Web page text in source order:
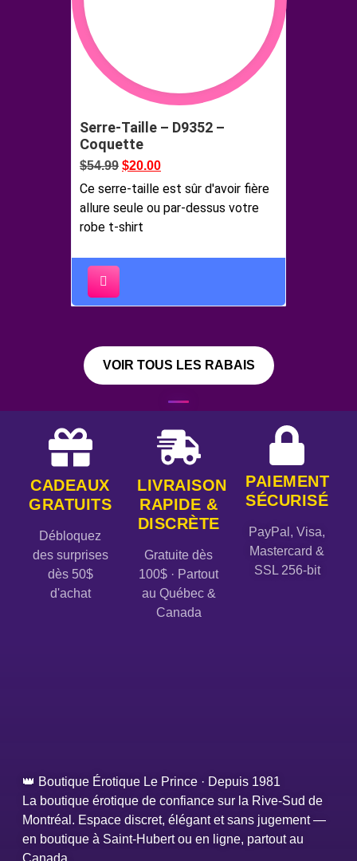
Serre-Taille – D9352 –
Coquette
$54.99 $20.00
Ce serre-taille est sûr d'avoir fière
allure seule ou par-dessus votre
robe t-shirt
VOIR TOUS LES RABAIS
CADEAUX
GRATUITS
Débloquez
des surprises
dès 50$
d'achat
LIVRAISON
RAPIDE &
DISCRÈTE
Gratuite dès
100$ · Partout
au Québec &
Canada
PAIEMENT
SÉCURISÉ
PayPal, Visa,
Mastercard &
SSL 256-bit
👑 Boutique Érotique Le Prince · Depuis 1981
La boutique érotique de confiance sur la Rive-Sud de
Montréal. Espace discret, élégant et sans jugement —
en boutique à Saint-Hubert ou en ligne, partout au
Canada.